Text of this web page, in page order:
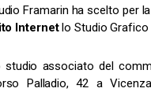
Framarin ha scelto per
Internetlo Studio Grafico
studio associato del
Palladio, 42 a